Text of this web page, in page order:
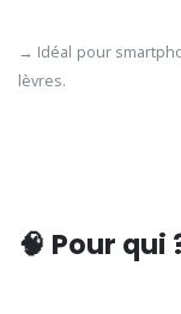
→ Idéal pour
lèvres.
🧠 Pour qui